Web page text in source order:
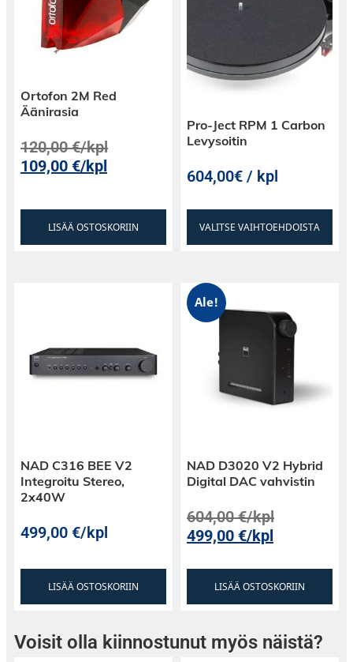
Ortofon 2M Red
Äänirasia
120,00€/kpl
109,00€/kpl
LISÄÄ OSTOSKORIIN
Pro-Ject RPM 1 Carbon
Levysoitin
604,00€ / kpl
VALITSE VAIHTOEHDOISTA
NAD C316 BEE V2
Integroitu Stereo,
2x40W
499,00€/kpl
LISÄÄ OSTOSKORIIN
Ale!
NAD D3020 V2 Hybrid
Digital DAC vahvistin
604,00€/kpl
499,00€/kpl
LISÄÄ OSTOSKORIIN
Voisit olla kiinnostunut myös näistä?